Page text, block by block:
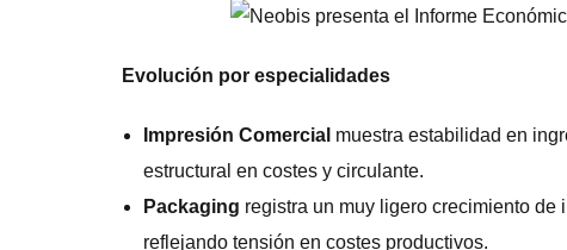
Evolución por especialidades
Impresión Comercial muestra estabilidad en
estructural en costes y circulante.
Packaging registra un muy ligero crecimiento
reflejando tensión en costes productivos.